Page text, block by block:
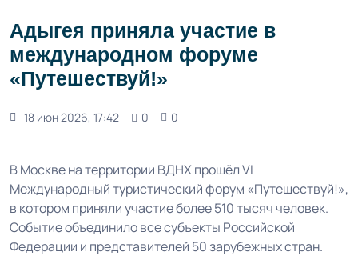
Адыгея приняла участие в
международном форуме
«Путешествуй!»
18 июн 2026, 17:42 0 0
В Москве на территории ВДНХ прошёл VI
Международный туристический форум «Путешествуй!»,
в котором приняли участие более 510 тысяч человек.
Событие объединило все субъекты Российской
Федерации и представителей 50 зарубежных стран.